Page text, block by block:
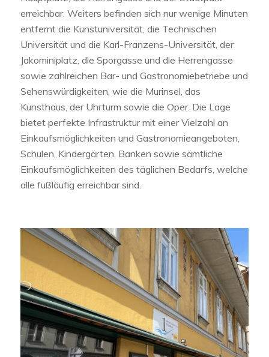
erreichbar. Weiters befinden sich nur wenige Minuten
entfernt die Kunstuniversität, die Technischen
Universität und die Karl-Franzens-Universität, der
Jakominiplatz, die Sporgasse und die Herrengasse
sowie zahlreichen Bar- und Gastronomiebetriebe und
Sehenswürdigkeiten, wie die Murinsel, das
Kunsthaus, der Uhrturm sowie die Oper. Die Lage
bietet perfekte Infrastruktur mit einer Vielzahl an
Einkaufsmöglichkeiten und Gastronomieangeboten,
Schulen, Kindergärten, Banken sowie sämtliche
Einkaufsmöglichkeiten des täglichen Bedarfs, welche
alle fußläufig erreichbar sind.